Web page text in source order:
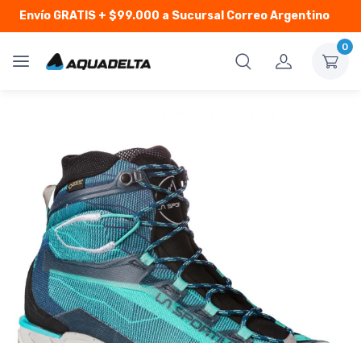
Envío GRATIS+ $99.000 a Sucursal Correo Argentino
0